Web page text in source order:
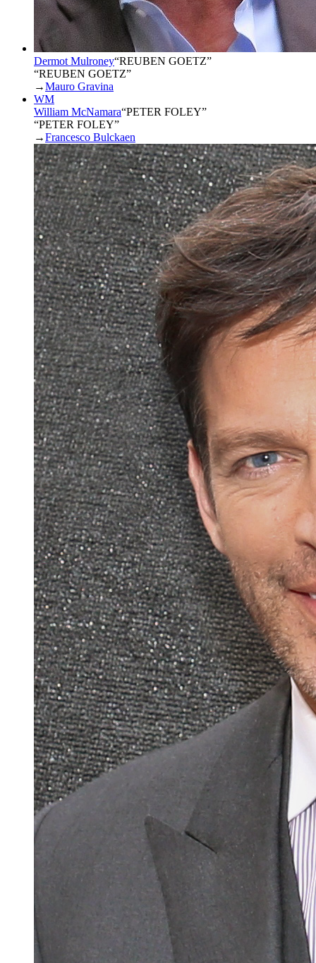
Dermot Mulroney“REUBEN GOETZ”
“REUBEN GOETZ”
→Mauro Gravina
WM
William McNamara“PETER FOLEY”
“PETER FOLEY”
→Francesco Bulckaen